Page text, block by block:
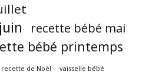
recette bébé mai
bébé printemps
recette de Noël vaisselle bébé